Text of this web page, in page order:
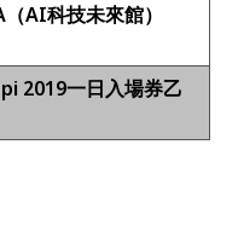
AI科技未來館）
2019一日入場券乙